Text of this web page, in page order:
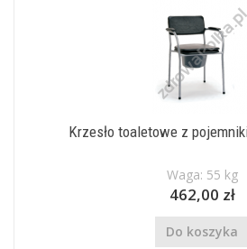
Krzesło toaletowe z
Waga: 55 kg
462,00 zł
Do koszyka